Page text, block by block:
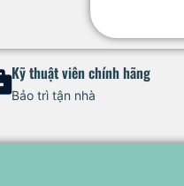
Kỹ thuật viên chính hãng
Bảo trì tận nhà